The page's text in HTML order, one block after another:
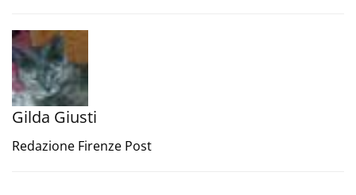
Gilda Giusti
Redazione Firenze Post